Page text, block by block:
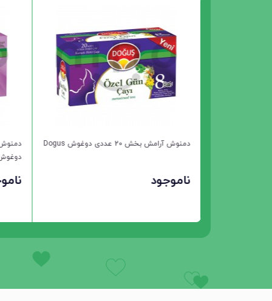
دمنوش بابونه 20 دمنوش رازیانه 20 عددی دوغوش
ناموجود